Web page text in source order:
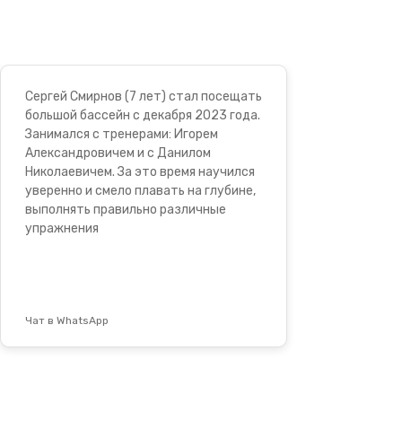
Сергей Смирнов (7 лет) стал посещать
большой бассейн с декабря 2023 года.
Занимался с тренерами: Игорем
Александровичем и с Данилом
Николаевичем. За это время научился
уверенно и смело плавать на глубине,
выполнять правильно различные
упражнения
Чат в WhatsApp